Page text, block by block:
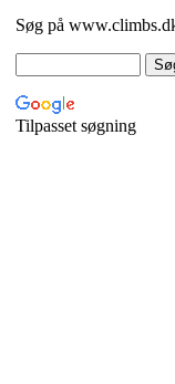
Søg på
Tilpasset søgning